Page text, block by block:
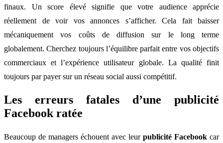
finaux. Un score élevé signifie que votre audience apprécie
réellement de voir vos annonces s’afficher. Cela fait baisser
mécaniquement vos coûts de diffusion sur le long terme
globalement. Cherchez toujours l’équilibre parfait entre vos objectifs
commerciaux et l’expérience utilisateur globale. La qualité finit
toujours par payer sur un réseau social aussi compétitif.
Les erreurs fatales d’une publicité
Facebook ratée
Beaucoup de managers échouent avec leur publicité Facebook car